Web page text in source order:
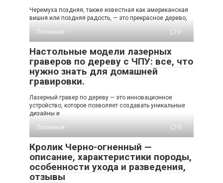
Черемуха поздняя, также известная как американская
вишня или поздняя радость, — это прекрасное дерево,
Полезное
0
Настольные модели лазерных
граверов по дереву с ЧПУ: все, что
нужно знать для домашней
гравировки.
Лазерный гравер по дереву — это инновационное
устройство, которое позволяет создавать уникальные
дизайны и
Полезное
0
Кролик Черно-огненный —
описание, характеристики породы,
особенности ухода и разведения,
отзывы